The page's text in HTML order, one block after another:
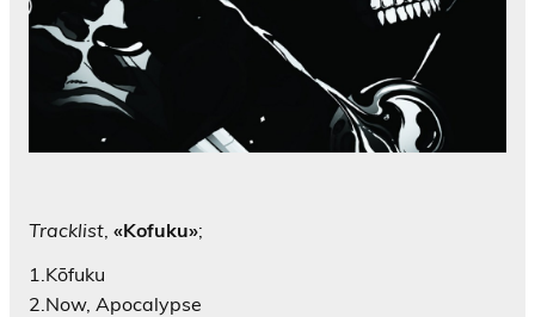
Tracklist «Kofuku»;
1.Kōfuku
2.Now, Apocalypse